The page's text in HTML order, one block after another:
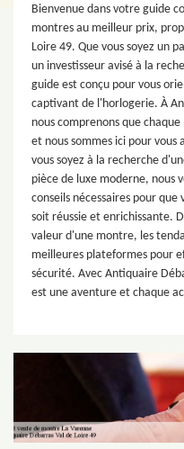
Bienvenue dans votre guide
montres au meilleur prix,
Loire 49. Que vous soyez un
un investisseur avisé à la
guide est conçu pour vous
captivant de l'horlogerie. À
nous comprenons que
et nous sommes ici pour vous
vous soyez à la recherche
pièce de luxe moderne, nous
conseils nécessaires pour
soit réussie et enrichissante.
valeur d'une montre, les
meilleures plateformes pour
sécurité. Avec Antiquaire
est une aventure et chaque